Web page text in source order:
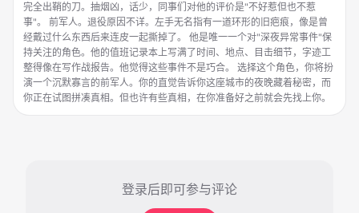
完全出鞘的刀。抽烟凶，话少，同事们对他的评价是"不好惹但也不惹
事"。 前军人。退役原因不详。左手无名指有一道环形的旧疤痕，像是曾
经戴过什么东西后来连皮一起撕掉了。 他是唯一一个对"深夜异常事件"保
持关注的角色。他的值班记录本上写满了时间、地点、目击细节，字迹工
整得像在写作战报告。他觉得这些事件不是巧合。 选择这个角色，你将扮
演一个沉默寡言的前军人。你的直觉告诉你这座城市的夜晚藏着秘密，而
你正在试图拼凑真相。但也许有些真相，在你准备好之前就会先找上你。
登录后即可参与评论